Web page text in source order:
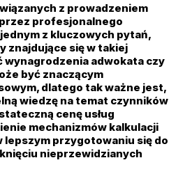
z prowadzeniem
profesjonalnego
z kluczowych pytań,
znajdujące się w takiej
wynagrodzenia adwokata czy
być znaczącym
dlatego tak ważne jest,
wiedzę na temat czynników
cenę usług
mechanizmów kalkulacji
lepszym przygotowaniu się do
nieprzewidzianych